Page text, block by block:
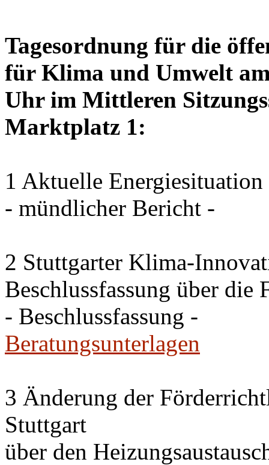
Tagesordnung für die
für Klima und Umwelt
Uhr im Mittleren
Marktplatz 1:
1 Aktuelle Energiesituation
- mündlicher Bericht -
2 Stuttgarter Klima-
Beschlussfassung über die
- Beschlussfassung -
Beratungsunterlagen
3 Änderung der
Stuttgart
über den